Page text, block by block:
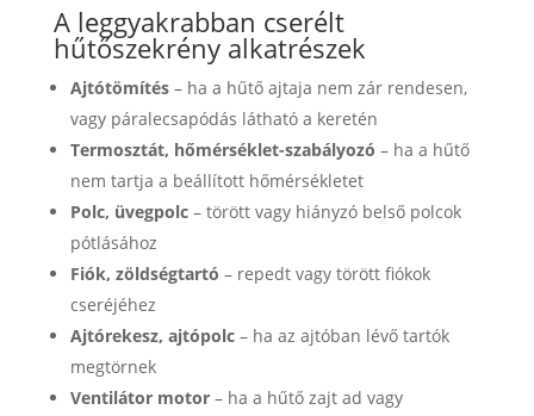
A leggyakrabban cserélt
hűtőszekrény alkatrészek
Ajtótömítés– ha a hűtő ajtaja nem zár rendesen,
vagy páralecsapódás látható a keretén
Termosztát, hőmérséklet-szabályozó – ha a hűtő
nem tartja a beállított hőmérsékletet
Polc, üvegpolc– törött vagy hiányzó belső polcok
pótlásához
Fiók, zöldségtartó – repedt vagy törött fiókok
cseréjéhez
Ajtórekesz, ajtópolc– ha az ajtóban lévő tartók
megtörnek
Ventilátor motor– ha a hűtő zajt ad vagy